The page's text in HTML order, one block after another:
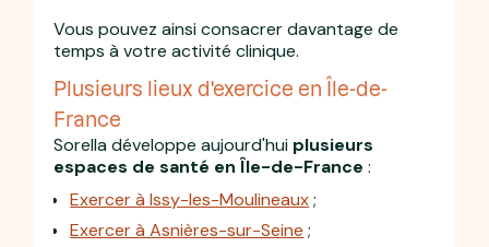
Vous pouvez ainsi consacrer davantage de
temps à votre activité clinique.
Plusieurs lieux d'exercice en Île-de-
France
Sorella développe aujourd'hui plusieurs
espaces de santé en Île-de-France :
Exercer à Issy-les-Moulineaux;
Exercer à Asnières-sur-Seine ;